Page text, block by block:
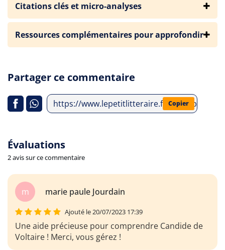
Citations clés et micro-analyses
Ressources complémentaires pour approfondir
Partager ce commentaire
https://www.lepetitlitteraire.fr/index.php/
Copier
Évaluations
2 avis sur ce commentaire
m marie paule Jourdain
Ajouté le 20/07/2023 17:39
Une aide précieuse pour comprendre Candide de
Voltaire ! Merci, vous gérez !